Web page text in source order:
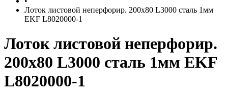
Лоток листовой неперфорир. 200х80 L3000 сталь 1мм
EKF L8020000-1
Лоток листовой неперфорир.
200х80 L3000 сталь 1мм EKF
L8020000-1